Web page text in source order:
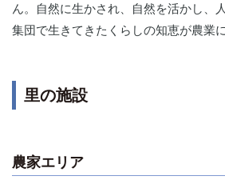
ん。自然に生かされ、自然を活かし、
集団で生きてきたくらしの知恵が農業
里の施設
農家エリア